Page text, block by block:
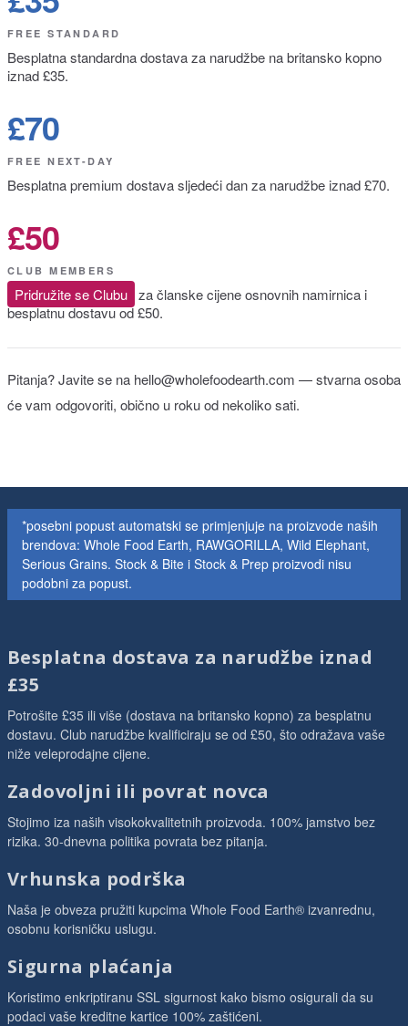
FREE STANDARD
Besplatna standardna dostava za narudžbe na britansko kopno
iznad £35.
£70
FREE NEXT-DAY
Besplatna premium dostava sljedeći dan za narudžbe iznad £70.
£50
CLUB MEMBERS
Pridružite se Clubu za članske cijene osnovnih namirnica i
besplatnu dostavu od £50.
Pitanja? Javite se na hello@wholefoodearth.com — stvarna osoba
će vam odgovoriti, obično u roku od nekoliko sati.
*posebni popust automatski se primjenjuje na proizvode naših
brendova: Whole Food Earth, RAWGORILLA, Wild Elephant,
Serious Grains. Stock & Bite i Stock & Prep proizvodi nisu
podobni za popust.
Besplatna dostava za narudžbe iznad
£35
Potrošite £35 ili više (dostava na britansko kopno) za besplatnu
dostavu. Club narudžbe kvalificiraju se od £50, što odražava vaše
niže veleprodajne cijene.
Zadovoljni ili povrat novca
Stojimo iza naših visokokvalitetnih proizvoda. 100% jamstvo bez
rizika. 30-dnevna politika povrata bez pitanja.
Vrhunska podrška
Naša je obveza pružiti kupcima Whole Food Earth® izvanrednu,
osobnu korisničku uslugu.
Sigurna plaćanja
Koristimo enkriptiranu SSL sigurnost kako bismo osigurali da su
podaci vaše kreditne kartice 100% zaštićeni.